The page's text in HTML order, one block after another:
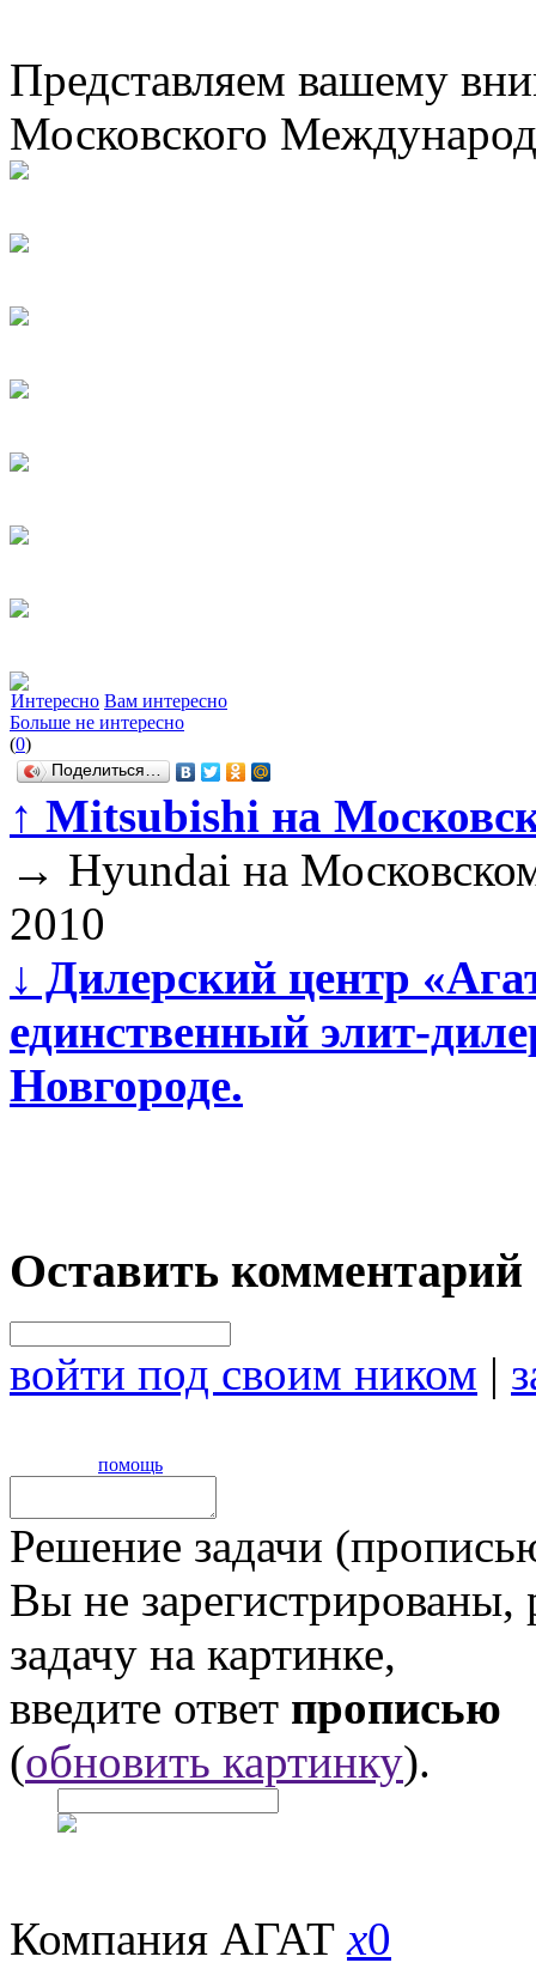
Представляем вашему
Московского
Интересно Вам интересно
Больше не интересно
(0)
Поделиться…
↑ Mitsubishi на
→ Hyundai на
2010
↓ Дилерский центр
единственный элит-
Новгороде.
Оставить комментарий
войти под своим ником |
помощь
Решение задачи
Вы не
задачу на картинке,
введите ответ прописью
(обновить картинку).
Компания АГАТx0